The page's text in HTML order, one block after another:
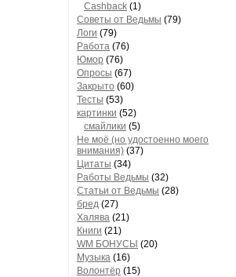
Cashback (1)
Советы от Ведьмы (79)
Логи (79)
Работа (76)
Юмор (76)
Опросы (67)
Закрыто (60)
Тесты (53)
картинки (52)
смайлики (5)
Не моё (но удостоенно моего
внимания) (37)
Цитаты (34)
Работы Ведьмы (32)
Статьи от Ведьмы (28)
бред (27)
Халява (21)
Книги (21)
WM БОНУСЫ (20)
Музыка (16)
Волонтёр (15)